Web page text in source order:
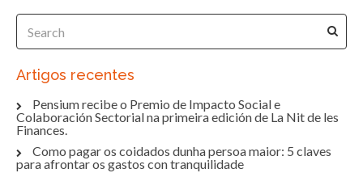
Artigos recentes
Pensium recibe o Premio de Impacto Social e
Colaboración Sectorial na primeira edición de La Nit de les
Finances.
Como pagar os coidados dunha persoa maior: 5 claves
para afrontar os gastos con tranquilidade